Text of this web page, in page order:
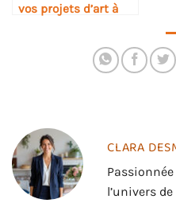
vos projets d’art à
CLARA
l’univers